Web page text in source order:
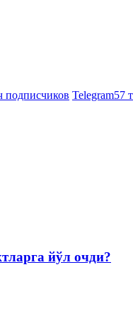
подписчиков Telegram57
йўл очди?